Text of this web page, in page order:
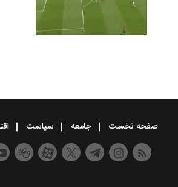
صفحه نخست جامعه سیاست